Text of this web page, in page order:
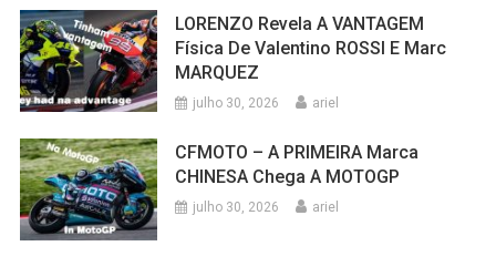
CFMOTO – A PRIMEIRA Marca
CHINESA Chega A MOTOGP
julho 30, 2026